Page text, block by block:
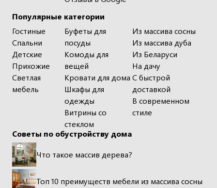
Популярные категории
Гостиные
Спальни
Детские
Прихожие
Светлая
мебель
Буфеты для
посуды
Комоды для
вещей
Кровати для дома
Шкафы для
одежды
Витрины со
стеклом
Из массива сосны
Из массива дуба
Из Беларуси
На дачу
С быстрой
доставкой
В современном
стиле
Советы по обустройству дома
Что такое массив дерева?
Топ 10 преимуществ мебели из массива сосны